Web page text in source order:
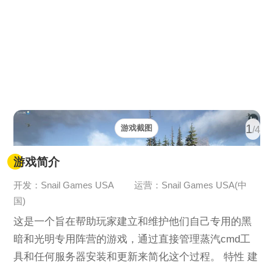
1/4
游戏截图
游戏简介
开发：Snail Games USA
运营：Snail Games USA(中
国)
这是一个旨在帮助玩家建立和维护他们自己专用的黑
暗和光明专用阵营的游戏，通过直接管理蒸汽cmd工
具和任何服务器安装和更新来简化这个过程。 特性 建